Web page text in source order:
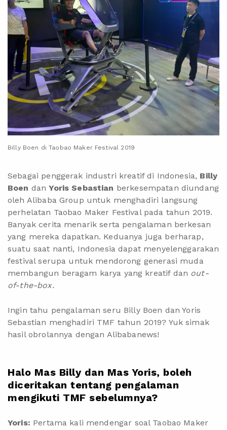
Billy Boen di Taobao Maker Festival 2019
Sebagai penggerak industri kreatif di Indonesia, Billy
Boen danYoris Sebastian berkesempatan diundang
oleh Alibaba Group untuk menghadiri langsung
perhelatan Taobao Maker Festival pada tahun 2019.
Banyak cerita menarik serta pengalaman berkesan
yang mereka dapatkan. Keduanya juga berharap,
suatu saat nanti, Indonesia dapat menyelenggarakan
festival serupa untuk mendorong generasi muda
membangun beragam karya yang kreatif dan out-
of-the-box.
Ingin tahu pengalaman seru Billy Boen dan Yoris
Sebastian menghadiri TMF tahun 2019? Yuk simak
hasil obrolannya dengan Alibabanews!
Halo Mas Billy dan Mas Yoris, boleh
diceritakan tentang pengalaman
mengikuti TMF sebelumnya?
Yoris: Pertama kali mendengar soal Taobao Maker